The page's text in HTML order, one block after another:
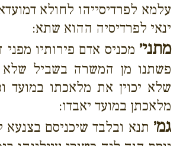
עלמא לפרדיסייהו לחולא
ינאי לפרדיסיה ההוא שתא:
מתני׳ מכניס אדם פירותיו מפני
פשתנו מן המשרה בשביל
שלא יכוין את מלאכתו במועד
מלאכתן במועד יאבדו:
גמ׳ תנא ובלבד שיכניסם בצנעא